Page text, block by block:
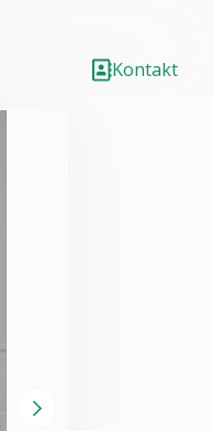
Kontakt